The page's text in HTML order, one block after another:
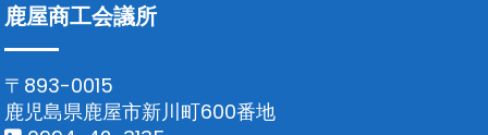
鹿屋商工会議所
〒893-0015
鹿児島県鹿屋市新川町600番地